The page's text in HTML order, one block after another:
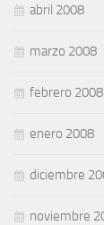
abril 2008
marzo 2008
febrero 2008
enero 2008
diciembre
noviembre